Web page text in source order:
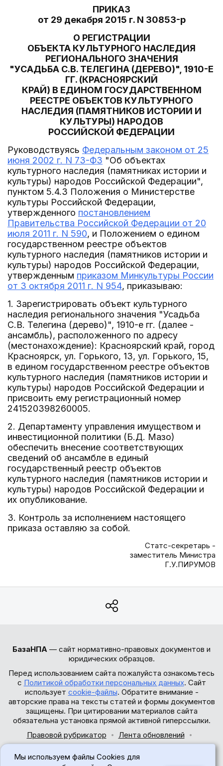
ПРИКАЗ
от 29 декабря 2015 г. N 30853-р
О РЕГИСТРАЦИИ
ОБЪЕКТА КУЛЬТУРНОГО НАСЛЕДИЯ
РЕГИОНАЛЬНОГО ЗНАЧЕНИЯ
"УСАДЬБА С.В. ТЕЛЕГИНА (ДЕРЕВО)", 1910-Е
ГГ. (КРАСНОЯРСКИЙ
КРАЙ) В ЕДИНОМ ГОСУДАРСТВЕННОМ
РЕЕСТРЕ ОБЪЕКТОВ КУЛЬТУРНОГО
НАСЛЕДИЯ (ПАМЯТНИКОВ ИСТОРИИ И
КУЛЬТУРЫ) НАРОДОВ
РОССИЙСКОЙ ФЕДЕРАЦИИ
Руководствуясь Федеральным законом от 25
июня 2002 г. N 73-ФЗ "Об объектах
культурного наследия (памятниках истории и
культуры) народов Российской Федерации",
пунктом 5.4.3 Положения о Министерстве
культуры Российской Федерации,
утвержденного постановлением
Правительства Российской Федерации от 20
июля 2011 г. N 590, и Положением о едином
государственном реестре объектов
культурного наследия (памятников истории и
культуры) народов Российской Федерации,
утвержденным приказом Минкультуры России
от 3 октября 2011 г. N 954, приказываю:
1. Зарегистрировать объект культурного
наследия регионального значения "Усадьба
С.В. Телегина (дерево)", 1910-е гг. (далее -
ансамбль), расположенного по адресу
(местонахождение): Красноярский край, город
Красноярск, ул. Горького, 13, ул. Горького, 15,
в едином государственном реестре объектов
культурного наследия (памятников истории и
культуры) народов Российской Федерации и
присвоить ему регистрационный номер
241520398260005.
2. Департаменту управления имуществом и
инвестиционной политики (Б.Д. Мазо)
обеспечить внесение соответствующих
сведений об ансамбле в единый
государственный реестр объектов
культурного наследия (памятников истории и
культуры) народов Российской Федерации и
их опубликование.
3. Контроль за исполнением настоящего
приказа оставляю за собой.
Статс-секретарь -
заместитель Министра
Г.У.ПИРУМОВ
БазаНПА — сайт нормативно-правовых документов и
юридических образцов.
Перед использованием сайта пожалуйста ознакомьтесь
с Политикой обработки персональных данных. Сайт
использует cookie-файлы. Обратите внимание -
авторские права на тексты статей и формы документов
защищены. При цитировании материалов сайта
обязательна установка прямой активной гиперссылки.
Правовой рубрикатор
Лента обновлений
© 2017-2026
Мы используем файлы Cookies для